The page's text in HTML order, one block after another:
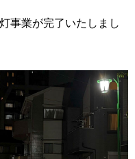
事業が完了いたしまし